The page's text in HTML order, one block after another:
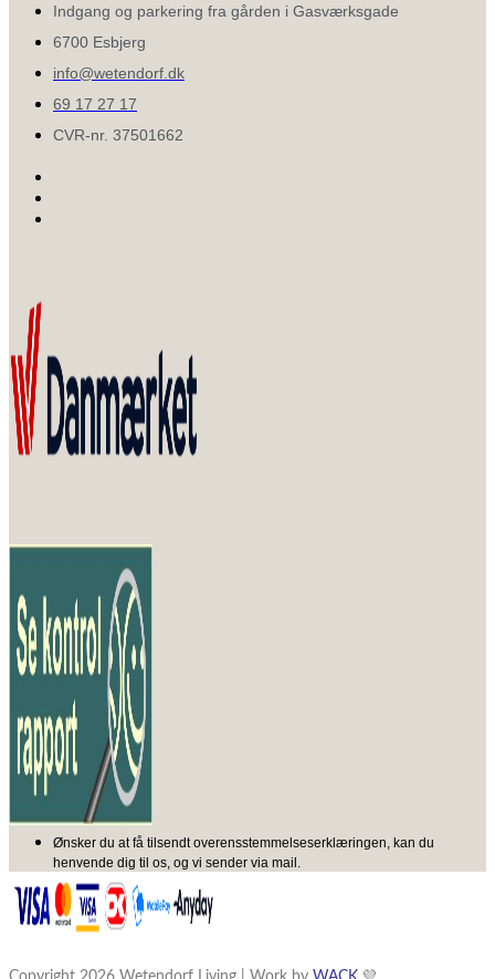
Indgang og parkering fra gården i Gasværksgade
6700 Esbjerg
info@wetendorf.dk
69 17 27 17
CVR-nr. 37501662
Ønsker du at få tilsendt overensstemmelseserklæringen, kan du
henvende dig til os, og vi sender via mail.